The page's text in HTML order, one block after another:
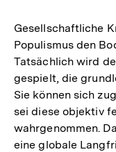
Gesellschaftliche
Populismus den
Tatsächlich wird
gespielt, die
Sie können sich
sei diese objektiv
wahrgenommen.
eine globale